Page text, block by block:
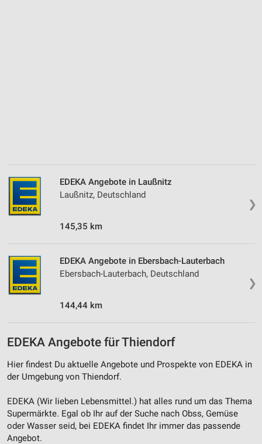
❯
EDEKA Angebote in Laußnitz
Laußnitz, Deutschland
145,35 km
❯
EDEKA Angebote in Ebersbach-Lauterbach
Ebersbach-Lauterbach, Deutschland
144,44 km
EDEKA Angebote für Thiendorf
Hier findest Du aktuelle Angebote und Prospekte von EDEKA in
der Umgebung von Thiendorf.
EDEKA (Wir lieben Lebensmittel.) hat alles rund um das Thema
Supermärkte. Egal ob Ihr auf der Suche nach Obss, Gemüse
oder Wasser seid, bei EDEKA findet Ihr immer das passende
Angebot.
Verwendung reduzierter Daten zur Auswahl von
Inhalten
IAB-Besonderheiten:
Verwendung genauer Standortdaten
Geräte anhand von aktiv angeforderten
Informationen identifizieren
Nicht-IAB-Verarbeitungszwecke:
Werbung